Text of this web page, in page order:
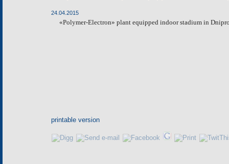
24.04.2015
«Polymer-Electron» plant equipped indoor stadium in
printable version